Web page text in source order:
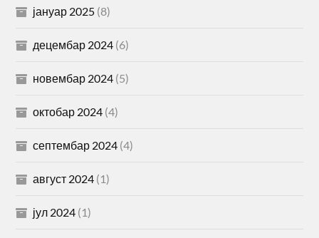
јануар 2025 (8)
децембар 2024 (6)
новембар 2024 (5)
октобар 2024 (4)
септембар 2024 (4)
август 2024 (1)
јул 2024 (1)